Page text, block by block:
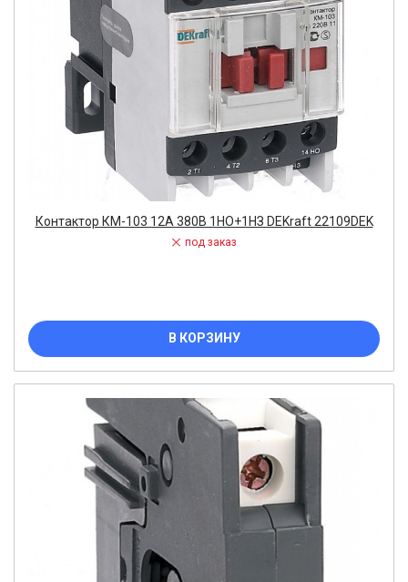
Контактор КМ-103 12А 380В 1НО+1НЗ DEKraft 22109DEK
под заказ
В КОРЗИНУ